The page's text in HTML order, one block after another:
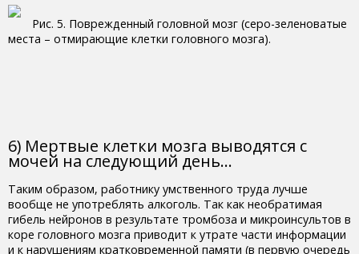
Рис. 5. Поврежденный головной мозг (серо-зеленоватые
места – отмирающие клетки головного мозга).
6) Мертвые клетки мозга выводятся с
мочей на следующий день…
Таким образом, работнику умственного труда лучше
вообще не употреблять алкоголь. Так как необратимая
гибель нейронов в результате тромбоза и микроинсультов в
коре головного мозга приводит к утрате части информации
и к нарушениям кратковременной памяти (в первую очередь